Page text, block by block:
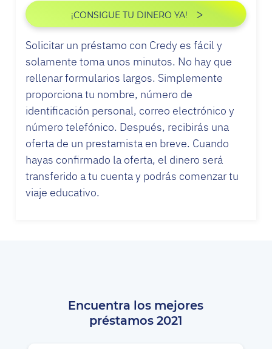
¡CONSIGUE TU DINERO YA!
Solicitar un préstamo con Credy es fácil y
solamente toma unos minutos. No hay que
rellenar formularios largos. Simplemente
proporciona tu nombre, número de
identificación personal, correo electrónico y
número telefónico. Después, recibirás una
oferta de un prestamista en breve. Cuando
hayas confirmado la oferta, el dinero será
transferido a tu cuenta y podrás comenzar tu
viaje educativo.
Encuentra los mejores
préstamos 2021